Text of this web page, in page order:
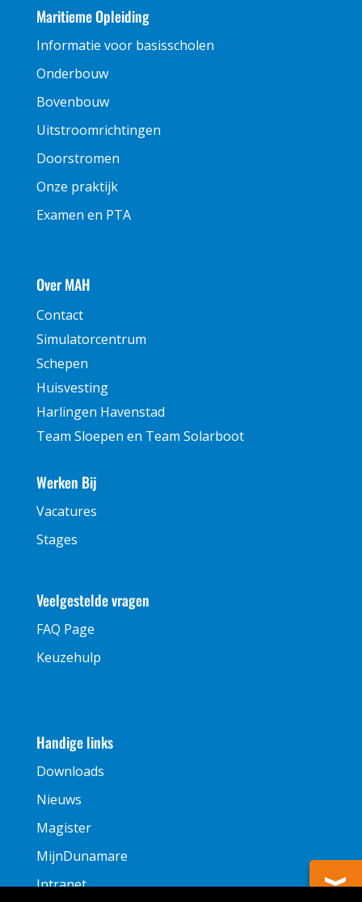
Maritieme Opleiding
Informatie voor basisscholen
Onderbouw
Bovenbouw
Uitstroomrichtingen
Doorstromen
Onze praktijk
Examen en PTA
Over MAH
Contact
Simulatorcentrum
Schepen
Huisvesting
Harlingen Havenstad
Team Sloepen en Team Solarboot
Werken Bij
Vacatures
Stages
Veelgestelde vragen
FAQ Page
Keuzehulp
Handige links
Downloads
Nieuws
Magister
MijnDunamare
Intranet